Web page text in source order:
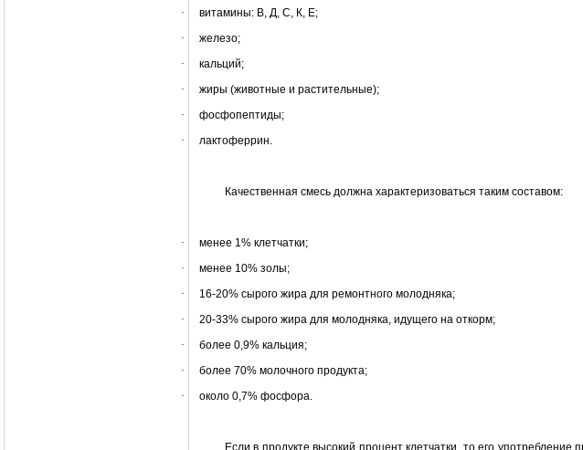
·
витамины: В, Д, С, К, Е;
·
железо;
·
кальций;
·
жиры (животные и растительные);
·
фосфопептиды;
·
лактоферрин.
Качественная смесь должна характеризоваться таким составом:
·
менее 1% клетчатки;
·
менее 10% золы;
·
16-20% сырого жира для ремонтного молодняка;
·
20-33% сырого жира для молодняка, идущего на откорм;
·
более 0,9% кальция;
·
более 70% молочного продукта;
·
около 0,7% фосфора.